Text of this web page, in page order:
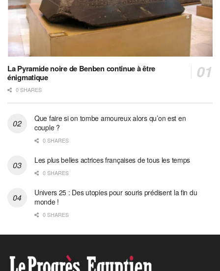
La Pyramide noire de Benben continue à être
énigmatique
0 SHARES
Que faire si on tombe amoureux alors qu’on est en
couple ?
0 SHARES
Les plus belles actrices françaises de tous les temps
0 SHARES
Univers 25 : Des utopies pour souris prédisent la fin du
monde !
0 SHARES